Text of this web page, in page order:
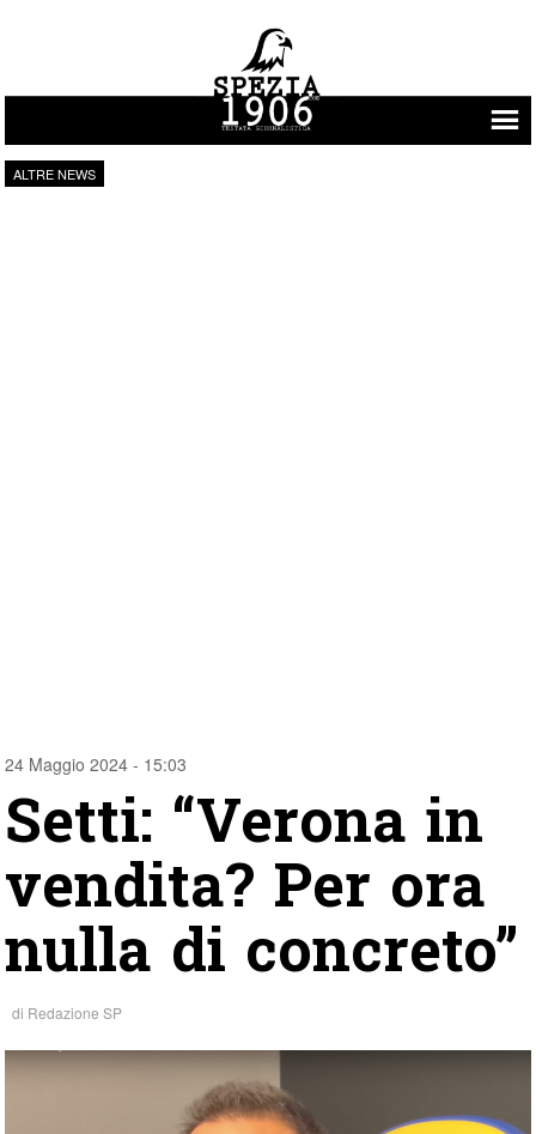
Vai al contenuto
ALTRE NEWS
24 Maggio 2024 - 15:03
Setti: “Verona in
vendita? Per ora
nulla di concreto”
di Redazione SP